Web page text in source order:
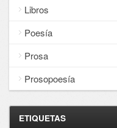
Libros
Poesía
Prosa
Prosopoesía
ETIQUETAS